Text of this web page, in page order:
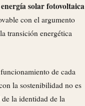
solar fotovoltaica
con el argumento
transición energética
de cada
la sostenibilidad no es
la identidad de la